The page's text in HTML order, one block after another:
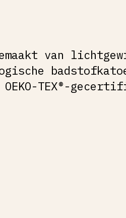
van
TEX®-